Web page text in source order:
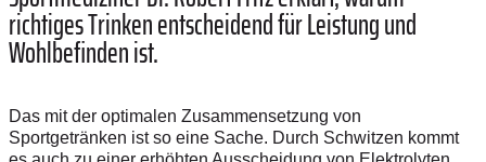
richtiges Trinken entscheidend für Leistung und
Wohlbefinden ist.
Das mit der optimalen Zusammensetzung von
Sportgetränken ist so eine Sache. Durch Schwitzen kommt